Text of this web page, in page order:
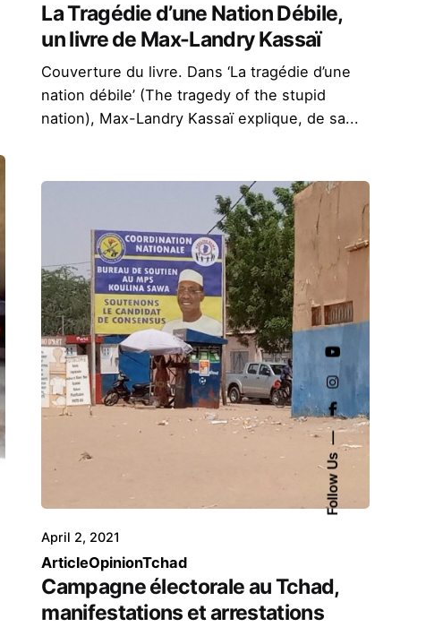
Follow Us
La Tragédie d’une Nation Débile,
un livre de Max-Landry Kassaï
Couverture du livre. Dans ‘La tragédie d’une
nation débile’ (The tragedy of the stupid
nation), Max-Landry Kassaï explique, de sa...
April 2, 2021
ArticleOpinionTchad
Campagne électorale au Tchad,
manifestations et arrestations